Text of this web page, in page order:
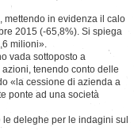
mettendo in evidenza il calo
2015 (-65,8%). Si spiega
milioni».
vada sottoposto a
tenendo conto delle
«la cessione di azienda a
ponte ad una società
deleghe per le indagini sul